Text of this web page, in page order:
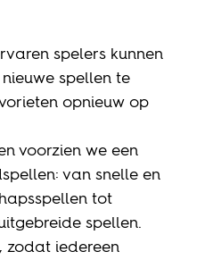
spelers kunnen
spellen te
opnieuw op
voorzien we een
van snelle en
tot
spellen.
zodat iedereen